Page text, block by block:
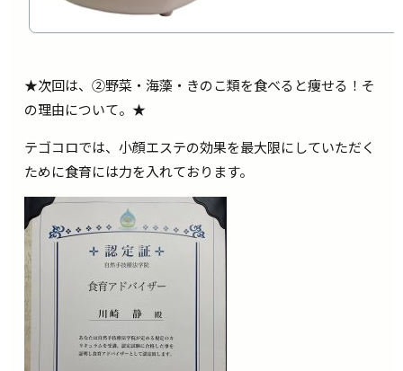
★次回は、②野菜・海藻・きのこ類を食べると痩せる！そ
の理由について。★
テゴコロでは、小顔エステの効果を最大限にしていただく
ために食育には力を入れております。